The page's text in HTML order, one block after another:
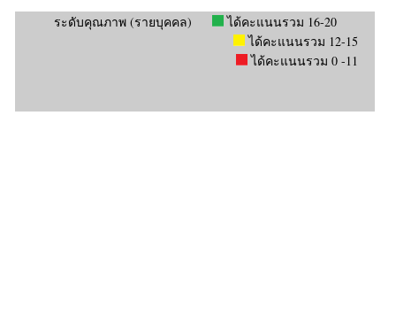
ระดับคุณภาพ (รายบุคคล)
ได้คะแนนรวม 16-20
ได้คะแนนรวม 12-15
ได้คะแนนรวม 0 -11